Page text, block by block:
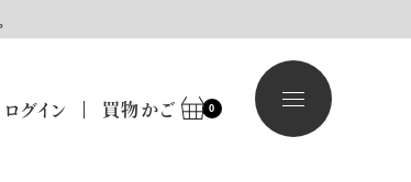
ログイン 買物かご 0